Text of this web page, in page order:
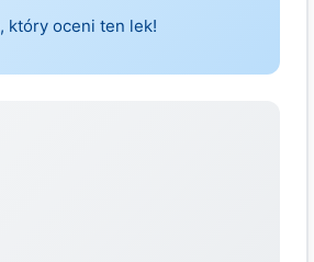
który oceni ten lek!